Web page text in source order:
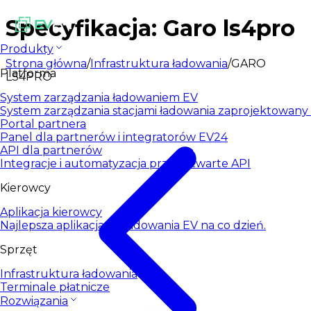
Produkty
Platforma
System zarządzania ładowaniem EV
System zarządzania stacjami ładowania zaprojektowany
Portal partnera
Panel dla partnerów i integratorów EV24
API dla partnerów
Integracje i automatyzacja przez otwarte API
Kierowcy
Aplikacja kierowcy
Najlepsza aplikacja do ładowania EV na co dzień.
Sprzęt
Infrastruktura ładowania
Terminale płatnicze
Rozwiązania
Specyfikacja: Garo ls4pro
Strona główna/Infrastruktura ładowania/GARO
LS4PRO